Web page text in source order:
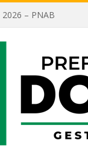
– PNAB